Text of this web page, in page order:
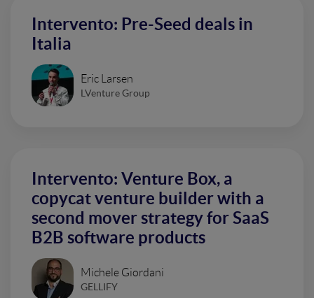
Intervento: Pre-Seed deals in
Italia
Eric Larsen
LVenture Group
Intervento: Venture Box, a
copycat venture builder with a
second mover strategy for SaaS
B2B software products
Michele Giordani
GELLIFY